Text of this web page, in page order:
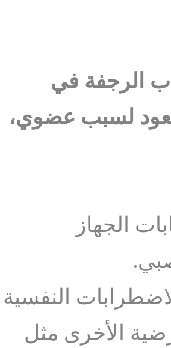
الرجفة في
لسبب عضوي،
الجهاز
النفسية
الأخرى مثل